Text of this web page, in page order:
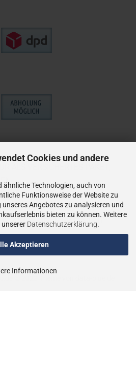
Cookies und andere
ähnliche Technologien, auch von
Funktionsweise der Website zu
Angebotes zu analysieren und
bieten zu können. Weitere
Datenschutzerklärung.
Akzeptieren
Informationen
ALS VERSICHERTES PAKET,
SIND NICHT